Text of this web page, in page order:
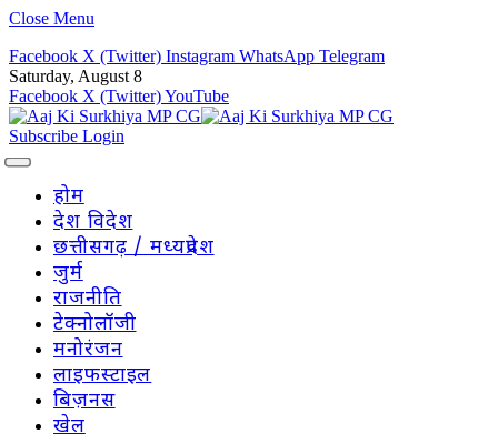
Close Menu
Facebook X (Twitter) Instagram WhatsApp Telegram
Saturday, August 8
Facebook X (Twitter)YouTube
Subscribe Login
होम
देश विदेश
छत्तीसगढ़ / मध्यप्रदेश
जुर्म
राजनीति
टेक्नोलॉजी
मनोरंजन
लाइफस्टाइल
बिज़नस
खेल